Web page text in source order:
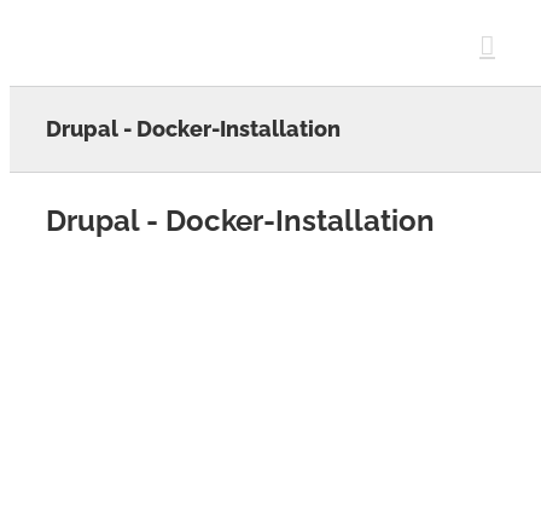
Drupal - Docker-Installation
Drupal - Docker-Installation